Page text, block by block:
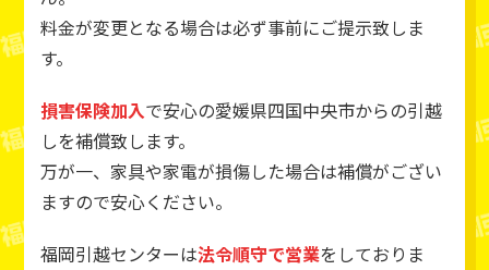
料金が変更となる場合は必ず事前にご提示致しま
す。
損害保険加入で安心の愛媛県四国中央市からの引越
しを補償致します。
万が一、家具や家電が損傷した場合は補償がござい
ますので安心ください。
福岡引越センターは法令順守で営業をしておりま